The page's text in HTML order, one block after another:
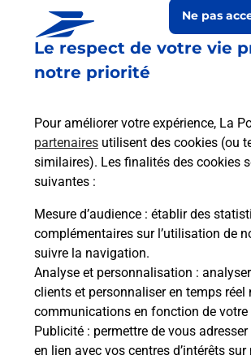
Le respect de votre vie
notre priorité
Pour améliorer votre expérience, La
partenaires utilisent des cookies (ou
similaires). Les finalités des cookies
suivantes :
Mesure d’audience : établir des
complémentaires sur l’utilisation de
suivre la navigation.
Analyse et personnalisation :
clients et personnaliser en temps réel
communications en fonction de
Publicité : permettre de vous
en lien avec vos centres d’intérêts
Ne pas
Prochaine collecte du courrier
1072 Route De La Prade
09300 Benaix
Itinéraire
Le lien s'ouvre dans un nouvel onglet